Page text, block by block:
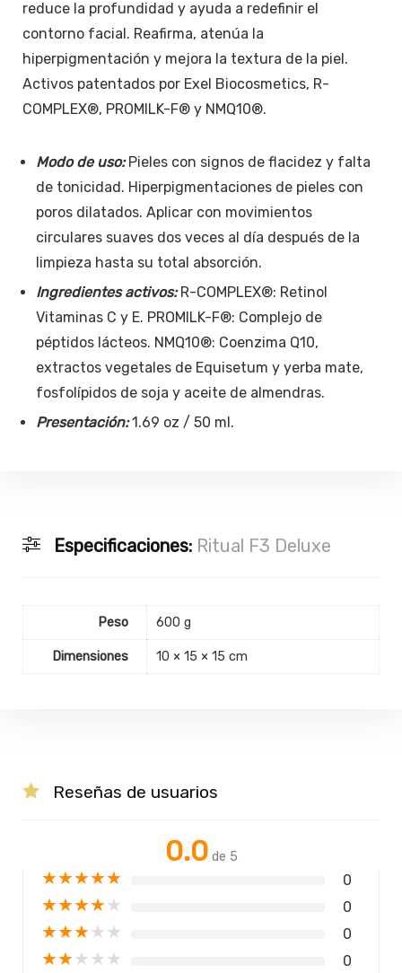
reduce la profundidad y ayuda a redefinir el
contorno facial. Reafirma, atenúa la
hiperpigmentación y mejora la textura de la piel.
Activos patentados por Exel Biocosmetics, R-
COMPLEX®, PROMILK-F® y NMQ10®.
Modo de uso:Pieles con signos de flacidez y falta
de tonicidad. Hiperpigmentaciones de pieles con
poros dilatados. Aplicar con movimientos
circulares suaves dos veces al día después de la
limpieza hasta su total absorción.
Ingredientes activos:R-COMPLEX®: Retinol
Vitaminas C y E. PROMILK-F®: Complejo de
péptidos lácteos. NMQ10®: Coenzima Q10,
extractos vegetales de Equisetum y yerba mate,
fosfolípidos de soja y aceite de almendras.
Presentación: 1.69 oz / 50 ml.
Especificaciones: Ritual F3 Deluxe
Peso 600 g
Dimensiones 10 × 15 × 15 cm
Reseñas de usuarios
0.0 de 5
★★★★★ 0
★★★★★ 0
★★★★★ 0
★★★★★ 0